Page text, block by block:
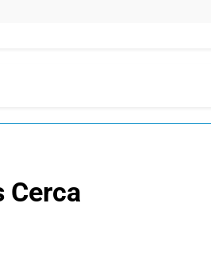
Cerca